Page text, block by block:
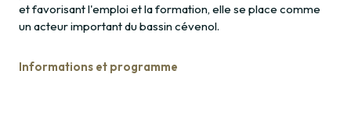
et favorisant l'emploi et la formation, elle se place comme
un acteur important du bassin cévenol.
Informations et programme